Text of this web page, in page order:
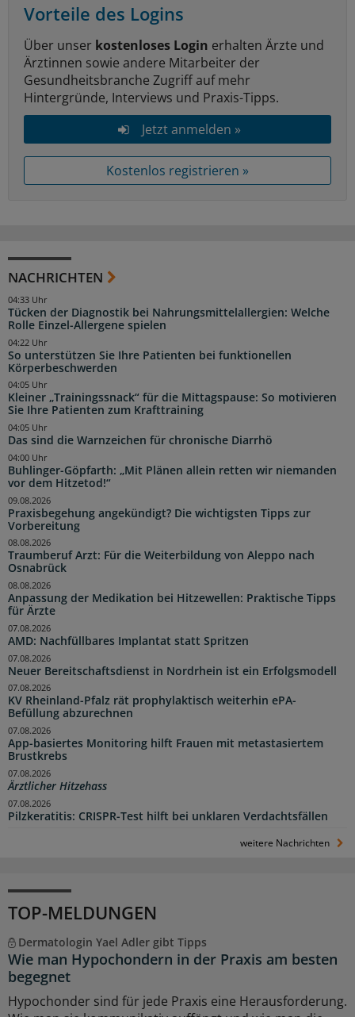
Vorteile des Logins
Über unser kostenloses Login erhalten Ärzte und
Ärztinnen sowie andere Mitarbeiter der
Gesundheitsbranche Zugriff auf mehr
Hintergründe, Interviews und Praxis-Tipps.
Jetzt anmelden »
Kostenlos registrieren »
NACHRICHTEN
Tücken der Diagnostik bei Nahrungsmittelallergien: Welche
Rolle Einzel-Allergene spielen
04:33 Uhr
So unterstützen Sie Ihre Patienten bei funktionellen
Körperbeschwerden
04:22 Uhr
Kleiner „Trainingssnack“ für die Mittagspause: So motivieren
Sie Ihre Patienten zum Krafttraining
04:05 Uhr
Das sind die Warnzeichen für chronische Diarrhö
04:05 Uhr
Buhlinger-Göpfarth: „Mit Plänen allein retten wir niemanden
vor dem Hitzetod!“
04:00 Uhr
Praxisbegehung angekündigt? Die wichtigsten Tipps zur
Vorbereitung
09.08.2026
Traumberuf Arzt: Für die Weiterbildung von Aleppo nach
Osnabrück
08.08.2026
Anpassung der Medikation bei Hitzewellen: Praktische Tipps
für Ärzte
08.08.2026
AMD: Nachfüllbares Implantat statt Spritzen
07.08.2026
Neuer Bereitschaftsdienst in Nordrhein ist ein Erfolgsmodell
07.08.2026
KV Rheinland-Pfalz rät prophylaktisch weiterhin ePA-
Befüllung abzurechnen
07.08.2026
App-basiertes Monitoring hilft Frauen mit metastasiertem
Brustkrebs
07.08.2026
Ärztlicher Hitzehass
07.08.2026
Pilzkeratitis: CRISPR-Test hilft bei unklaren Verdachtsfällen
07.08.2026
weitere Nachrichten
TOP-MELDUNGEN
Dermatologin Yael Adler gibt Tipps
Wie man Hypochondern in der Praxis am besten
begegnet
Hypochonder sind für jede Praxis eine Herausforderung.